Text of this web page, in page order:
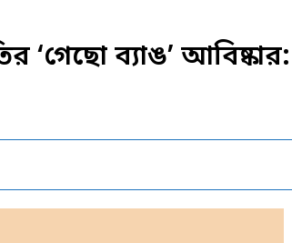
‘গেছো ব্যাঙ’ আবিষ্কার: